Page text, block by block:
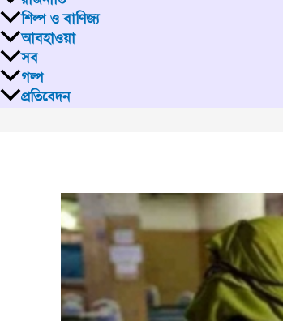
শিল্প ও বাণিজ্য
আবহাওয়া
সব
গল্প
প্রতিবেদন